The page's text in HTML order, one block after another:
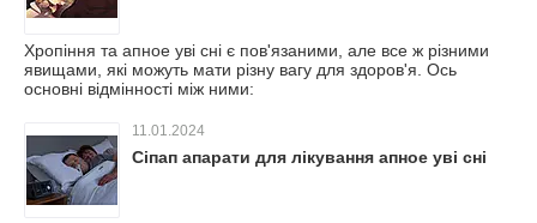
Хропіння та апное уві сні є пов'язаними, але все ж різними
явищами, які можуть мати різну вагу для здоров'я. Ось
основні відмінності між ними:
11.01.2024
Сіпап апарати для лікування апное уві сні